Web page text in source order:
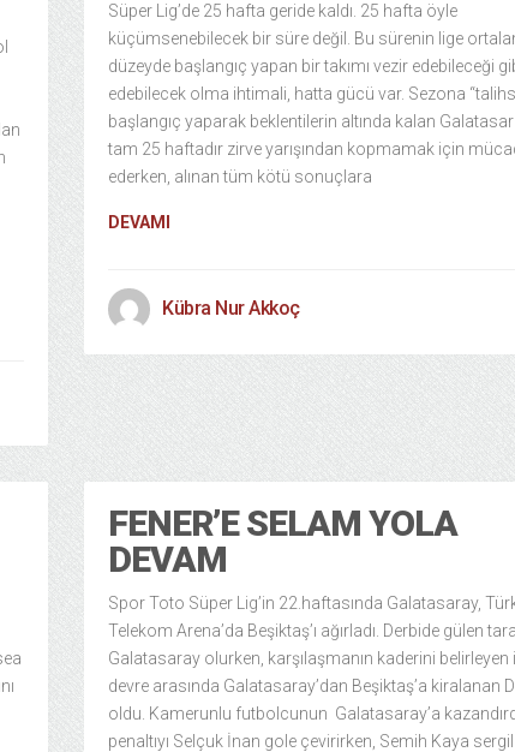
Süper Lig’de 25 hafta geride kaldı. 25 hafta öyle
küçümsenebilecek bir süre değil. Bu sürenin lige
düzeyde başlangıç yapan bir takımı vezir edebileceği
edebilecek olma ihtimali, hatta gücü var. Sezona
başlangıç yaparak beklentilerin altında kalan
tam 25 haftadır zirve yarışından kopmamak için
ederken, alınan tüm kötü sonuçlara
DEVAMI
Kübra Nur Akkoç
FENER’E SELAM YOLA
DEVAM
Spor Toto Süper Lig’in 22.haftasında Galatasaray,
Telekom Arena’da Beşiktaş’ı ağırladı. Derbide gülen
Galatasaray olurken, karşılaşmanın kaderini belirleyen
devre arasında Galatasaray’dan Beşiktaş’a kiralanan
oldu. Kamerunlu futbolcunun Galatasaray’a
penaltıyı Selçuk İnan gole çevirirken, Semih Kaya